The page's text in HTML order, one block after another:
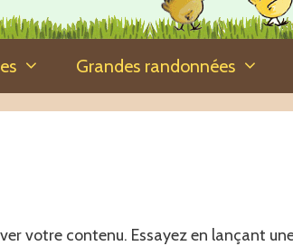
Grandes randonnées
votre contenu. Essayez en lançant